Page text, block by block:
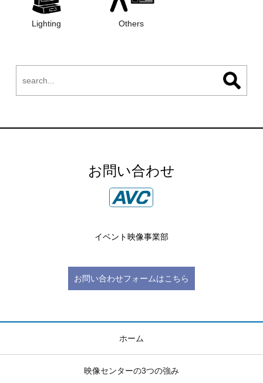
Lighting Others
お問い合わせ
イベント映像事業部
お問い合わせフォームはこちら
ホーム
映像センターの3つの強み